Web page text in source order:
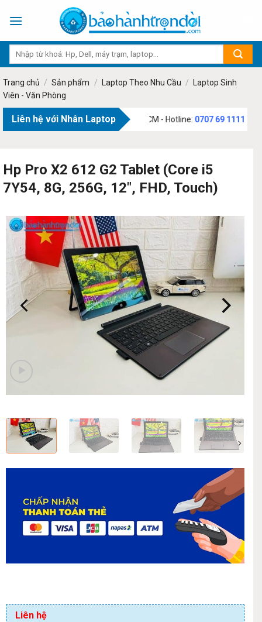
Trang chủ / Sản phẩm / Laptop Theo Nhu Cầu /
Laptop Sinh
Viên - Văn Phòng
Liên hệ với Nhân Laptop
Văn Bạch, Phường Tân Sơn, TP.HCM - Hotline:0707 69 1111
Hp Pro X2 612 G2 Tablet (Core i5
7Y54, 8G, 256G, 12″, FHD, Touch)
Liên hệ